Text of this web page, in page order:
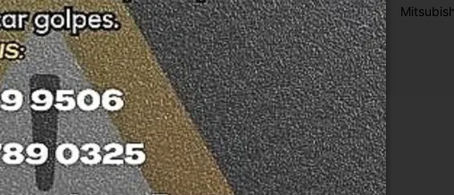
de SC.
produtos contam
Somente veículos
Modelo:
SKU:
Motivo De GTIN Vacío: